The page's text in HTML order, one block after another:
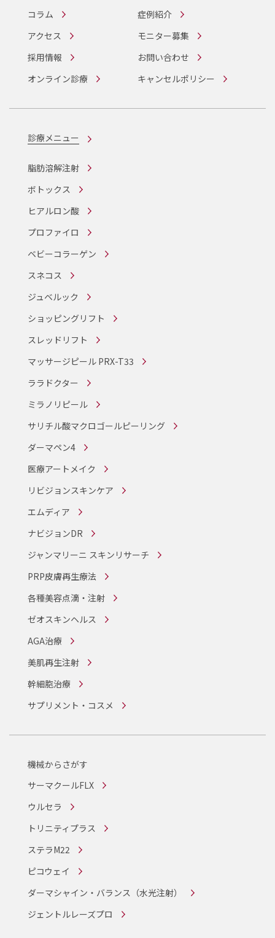
コラム
症例紹介
アクセス
モニター募集
採用情報
お問い合わせ
オンライン診療
キャンセルポリシー
診療メニュー
脂肪溶解注射
ボトックス
ヒアルロン酸
プロファイロ
ベビーコラーゲン
スネコス
ジュベルック
ショッピングリフト
スレッドリフト
マッサージピール PRX-T33
ララドクター
ミラノリピール
サリチル酸マクロゴールピーリング
ダーマペン4
医療アートメイク
リビジョンスキンケア
エムディア
ナビジョンDR
ジャンマリーニ スキンリサーチ
PRP皮膚再生療法
各種美容点滴・注射
ゼオスキンヘルス
AGA治療
美肌再生注射
幹細胞治療
サプリメント・コスメ
機械からさがす
サーマクールFLX
ウルセラ
トリニティプラス
ステラM22
ピコウェイ
ダーマシャイン・バランス （水光注射）
ジェントルレーズプロ